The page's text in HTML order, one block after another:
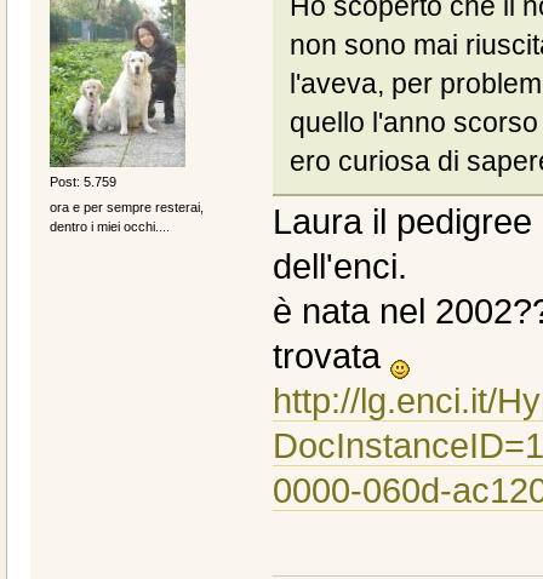
Post: 5.759
ora e per sempre resterai,
dentro i miei occhi....
Ho scoperto che il
non sono mai
l'aveva, per
quello l'anno
ero curiosa di
Laura il
dell'enci.
è nata nel
trovata
http://lg.enci.it/
0000-060d-